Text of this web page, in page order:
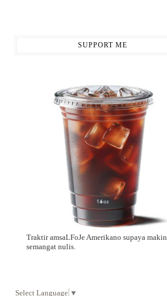
SUPPORT ME
Traktir amsaLFoJe Amerikano supaya makin
semangat nulis.
Select Language ▼